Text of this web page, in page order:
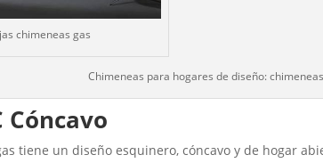
chimeneas gas
Chimeneas para hogares de diseño:
Cóncavo
tiene un diseño esquinero, cóncavo y de hogar